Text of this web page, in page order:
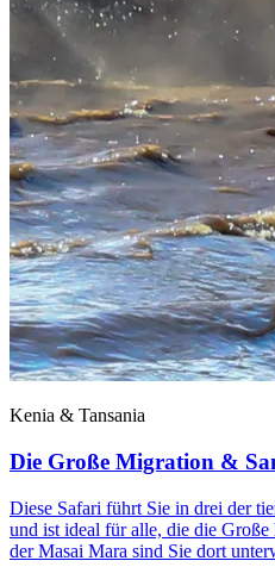
Kenia & Tansania
Die Große Migration &
Diese Safari führt Sie in drei der
und ist ideal für alle, die die
der Masai Mara sind Sie dort